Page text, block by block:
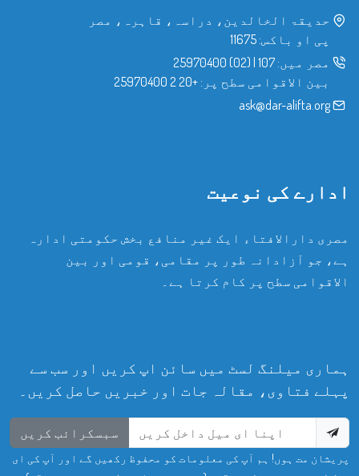
حدیقۃ الخالدین، دراسہ، قاہرہ، مصر
پی او باکس: 11675
مصر میں: 107
|
(02) 25970400
بین الاقوامی سطح پر: +20 2 25970400
ask@dar-alifta.org
ادارے کی نوعیت
مصری دارالافتاء ایک غیر منافع بخش حکومتی ادارہ
ہے، جو آزادانہ طور پر مقامی، قومی اور بین
الاقوامی سطح پر کام کرتا ہے۔
ہماری میلنگ لسٹ میں سائن اپ کریں اور سب سے
پہلے فتاوی، مقالہ جات اور خبریں حاصل کریں۔
سبسکرائب کریں
پریشان مت ہوں! ہم آپ کی معلومات کو محفوظ رکھیں گے اور آپ کی ای